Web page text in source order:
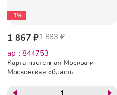
-1%
1 867 ₽1 883 ₽
арт: 844753
Карта настенная Москва и
Московская область